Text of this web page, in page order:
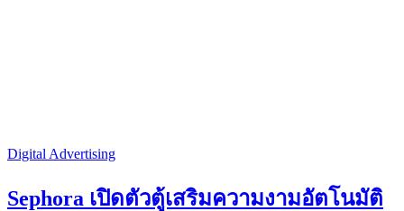
Digital Advertising
Sephora เปิดตัวตู้เสริมความงามอัตโนมัติ